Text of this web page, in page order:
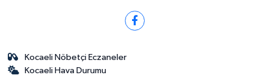
Kocaeli Nöbetçi Eczaneler
Kocaeli Hava Durumu